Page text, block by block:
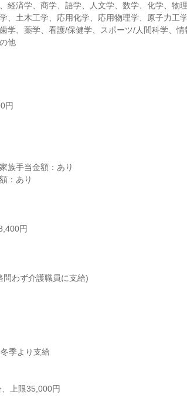
経済学、商学、語学、人文学、数学、化学、物
、土木工学、応用化学、応用物理学、原子力工
学、薬学、看護/保健学、スポーツ/人間科学、情
他
円
族手当金額：あり
：あり
円
わず介護職員に支給)
季より支給
上限35,000円